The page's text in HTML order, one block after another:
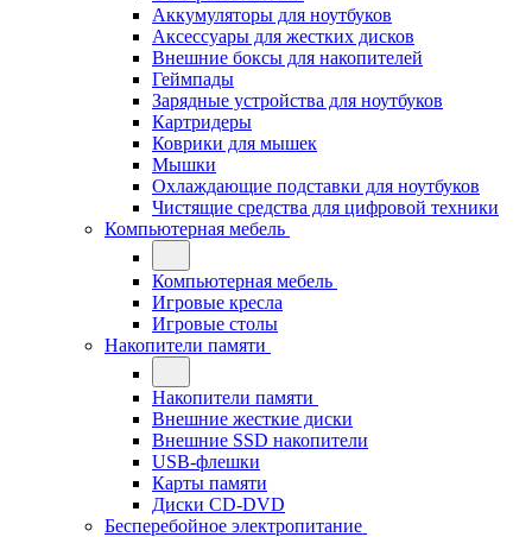
Аккумуляторы для ноутбуков
Аксессуары для жестких дисков
Внешние боксы для накопителей
Геймпады
Зарядные устройства для ноутбуков
Картридеры
Коврики для мышек
Мышки
Охлаждающие подставки для ноутбуков
Чистящие средства для цифровой техники
Компьютерная мебель
Компьютерная мебель
Игровые кресла
Игровые столы
Накопители памяти
Накопители памяти
Внешние жесткие диски
Внешние SSD накопители
USB-флешки
Карты памяти
Диски CD-DVD
Бесперебойное электропитание